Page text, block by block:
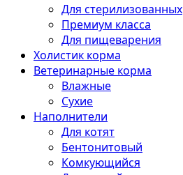
Для стерилизованных
Премиум класса
Для пищеварения
Холистик корма
Ветеринарные корма
Влажные
Сухие
Наполнители
Для котят
Бентонитовый
Комкующийся